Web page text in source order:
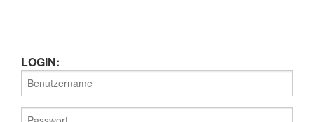
LOGIN: